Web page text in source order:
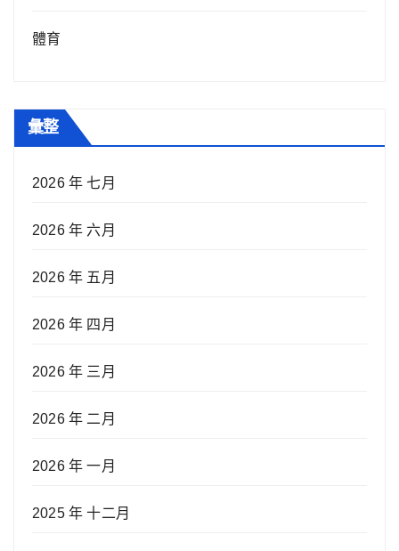
體育
彙整
2026 年 七月
2026 年 六月
2026 年 五月
2026 年 四月
2026 年 三月
2026 年 二月
2026 年 一月
2025 年 十二月